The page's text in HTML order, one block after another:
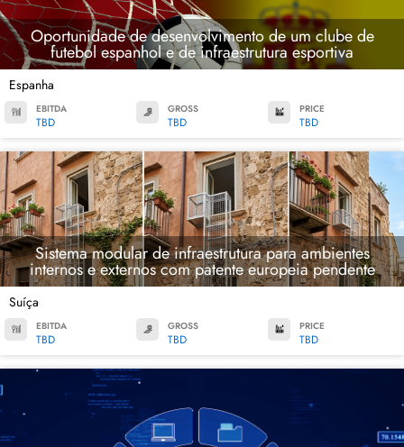
Oportunidade de desenvolvimento de um clube de
futebol espanhol e de infraestrutura esportiva
Espanha
EBITDA
TBD
GROSS
TBD
PRICE
TBD
Sistema modular de infraestrutura para ambientes
internos e externos com patente europeia pendente
Suíça
EBITDA
TBD
GROSS
TBD
PRICE
TBD